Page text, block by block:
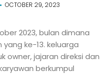
OCTOBER 29, 2023
2023, bulan dimana
yang ke-13. keluarga
owner, jajaran direksi dan
berkumpul